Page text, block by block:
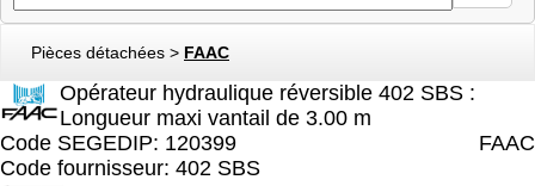
Pièces détachées > FAAC
Opérateur hydraulique réversible 402 SBS :
Longueur maxi vantail de 3.00 m
FAAC
Code SEGEDIP: 120399
Code fournisseur: 402 SBS